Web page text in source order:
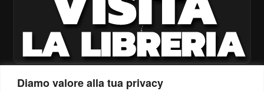
Diamo valore alla tua privacy